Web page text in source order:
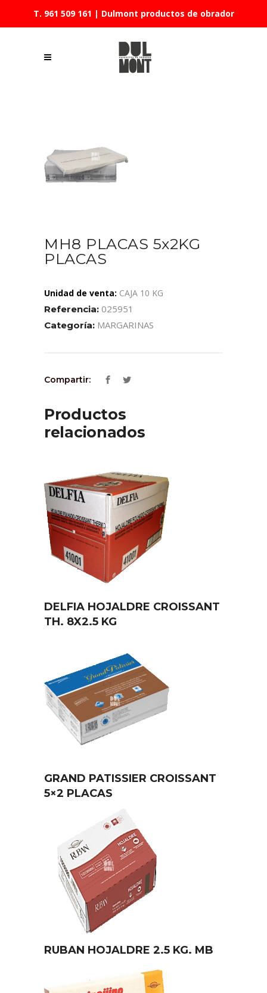
T. 961 509 161 | Dulmont productos de obrador
MH8 PLACAS 5x2KG
PLACAS
Unidad de venta: CAJA 10 KG
Referencia: 025951
Categoría: MARGARINAS
Compartir:
Productos
relacionados
DELFIA HOJALDRE CROISSANT
TH. 8X2.5 KG
GRAND PATISSIER CROISSANT
5×2 PLACAS
RUBAN HOJALDRE 2.5 KG. MB